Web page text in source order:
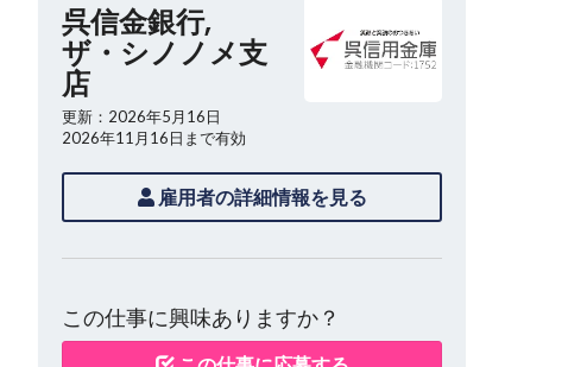
呉信金銀行,
ザ・シノノメ支
店
更新：2026年5月16日
2026年11月16日まで有効
雇用者の詳細情報を見る
この仕事に興味ありますか？